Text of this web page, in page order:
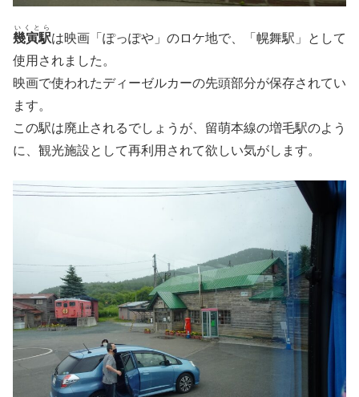
幾寅駅
いくとら
は映画「ぽっぽや」のロケ地で、「幌舞駅」として
使用されました。
映画で使われたディーゼルカーの先頭部分が保存されてい
ます。
この駅は廃止されるでしょうが、留萌本線の増毛駅のよう
に、観光施設として再利用されて欲しい気がします。